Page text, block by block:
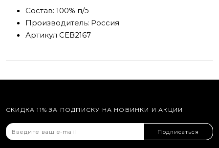
Состав: 100% п/э
Производитель: Россия
Артикул СЕВ2167
СКИДКА 11% ЗА ПОДПИСКУ НА НОВИНКИ И АКЦИИ
Подписаться